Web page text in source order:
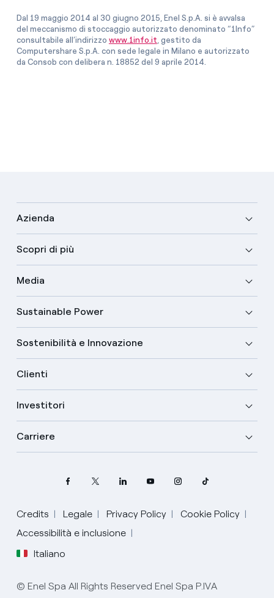
Dal 19 maggio 2014 al 30 giugno 2015, Enel S.p.A. si è avvalsa
del meccanismo di stoccaggio autorizzato denominato “1Info”
consultabile all’indirizzo www.1info.it , gestito da
Computershare S.p.A. con sede legale in Milano e autorizzato
da Consob con delibera n. 18852 del 9 aprile 2014.
Azienda
Scopri di più
Media
Sustainable Power
Sostenibilità e Innovazione
Clienti
Investitori
Carriere
Credits Legale Privacy Policy
Cookie Policy
Accessibilità e inclusione
Italiano
© Enel Spa All Rights Reserved Enel Spa P.IVA